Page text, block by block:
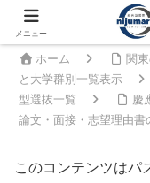
ホーム
関
と大学群別一覧表示
型選抜一覧
慶
論文・面接・志望理由書
このコンテンツはパ
メニュー